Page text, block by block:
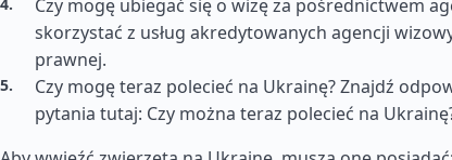
Czy mogę ubiegać się o wizę za pośrednictwem
skorzystać z usług akredytowanych agencji
prawnej.
Czy mogę teraz polecieć na Ukrainę? Znajdź
pytania tutaj: Czy można teraz polecieć na